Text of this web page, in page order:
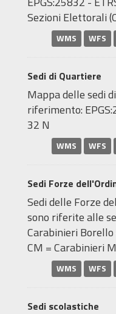
Sezioni Elettorali
WMS WFS
Sedi di Quartiere
Mappa delle sedi
riferimento:
32 N
WMS WFS
Sedi Forze
Sedi delle Forze
sono riferite alle
Carabinieri Borello
CM = Carabinieri
WMS WFS
Sedi scolastiche